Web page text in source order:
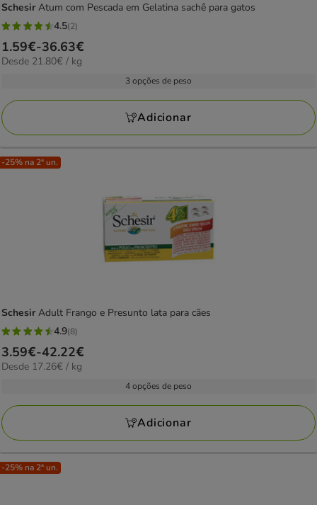
SchesirAtum com Pescada em Gelatina sachê para gatos
4.5
estrelas
com
avaliações
4.5(2)
Preço
de
36.63€
1.59€-36.63€
21.80€
Desde 21.80€ / kg
3 opções de peso
Adicionar
-25% na 2ª un.
SchesirAdult Frango e Presunto lata para cães
4.9
estrelas
com
avaliações
4.9(8)
Preço
de
42.22€
3.59€-42.22€
17.26€
Desde 17.26€ / kg
4 opções de peso
Adicionar
-25% na 2ª un.